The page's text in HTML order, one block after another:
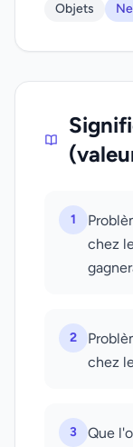
Objets
1
chez
2
chez
3
Que